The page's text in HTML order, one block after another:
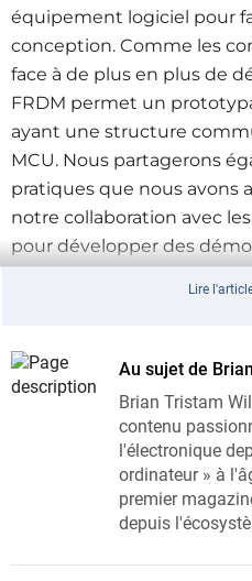
équipement logiciel pour
conception. Comme les
face à de plus en plus de
FRDM permet un
ayant une structure
MCU. Nous partagerons
pratiques que nous avons
notre collaboration avec
pour développer des
Vous apprendrez
intelligente au travers de
et matérielles.
1. Approche au niveau
plateformes de
pratiques et le Smart
(Laboratoire d'Innovation
Lire
Au sujet de
Brian Tristam
contenu
l'électronique
ordinateur » à
premier
depuis